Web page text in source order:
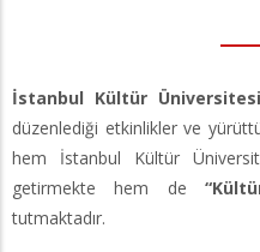
İstanbul Kültür
düzenlediği etkinlikler ve
hem İstanbul Kültür
getirmekte hem de
tutmaktadır.